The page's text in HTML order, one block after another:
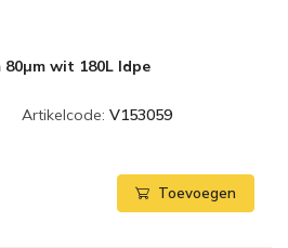
80µm wit 180L ldpe
Artikelcode: V153059
Toevoegen